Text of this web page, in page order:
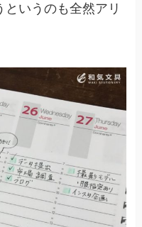
いうのも全然アリ